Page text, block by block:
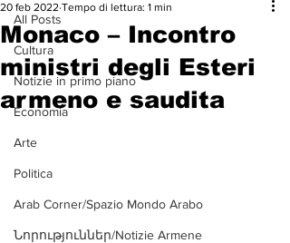
All Posts
Cultura
Notizie in primo piano
Economia
Arte
Politica
Arab Corner/Spazio Mondo Arabo
Նորություններ/Notizie Armene
Monaco – Incontro
ministri degli Esteri
armeno e saudita
20 feb 2022 Tempo di lettura: 1 min